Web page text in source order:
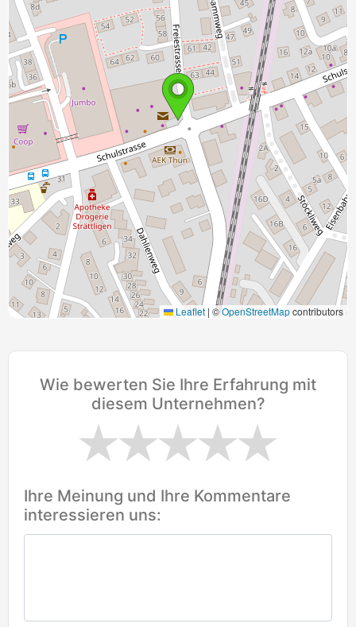
Leaflet | ©OpenStreetMapcontributors
Wie bewerten Sie Ihre Erfahrung mit
diesem Unternehmen?
Ihre Meinung und Ihre Kommentare
interessieren uns: